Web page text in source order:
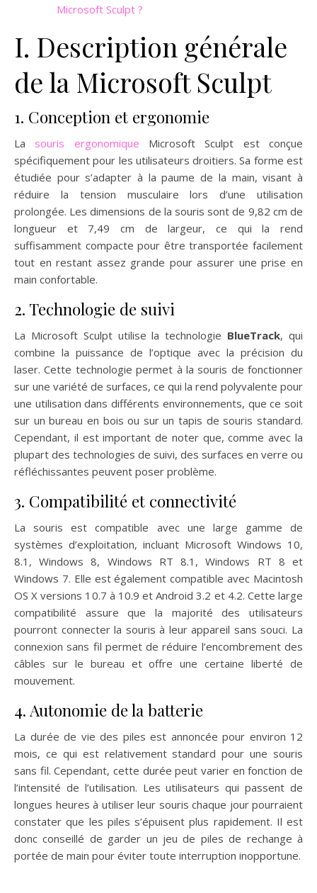
Microsoft Sculpt ?
I. Description générale
de la Microsoft Sculpt
1. Conception et ergonomie
La souris ergonomique Microsoft Sculpt est conçue
spécifiquement pour les utilisateurs droitiers. Sa forme est
étudiée pour s’adapter à la paume de la main, visant à
réduire la tension musculaire lors d’une utilisation
prolongée. Les dimensions de la souris sont de 9,82 cm de
longueur et 7,49 cm de largeur, ce qui la rend
suffisamment compacte pour être transportée facilement
tout en restant assez grande pour assurer une prise en
main confortable.
2. Technologie de suivi
La Microsoft Sculpt utilise la technologie BlueTrack, qui
combine la puissance de l’optique avec la précision du
laser. Cette technologie permet à la souris de fonctionner
sur une variété de surfaces, ce qui la rend polyvalente pour
une utilisation dans différents environnements, que ce soit
sur un bureau en bois ou sur un tapis de souris standard.
Cependant, il est important de noter que, comme avec la
plupart des technologies de suivi, des surfaces en verre ou
réfléchissantes peuvent poser problème.
3. Compatibilité et connectivité
La souris est compatible avec une large gamme de
systèmes d’exploitation, incluant Microsoft Windows 10,
8.1, Windows 8, Windows RT 8.1, Windows RT 8 et
Windows 7. Elle est également compatible avec Macintosh
OS X versions 10.7 à 10.9 et Android 3.2 et 4.2. Cette large
compatibilité assure que la majorité des utilisateurs
pourront connecter la souris à leur appareil sans souci. La
connexion sans fil permet de réduire l’encombrement des
câbles sur le bureau et offre une certaine liberté de
mouvement.
4. Autonomie de la batterie
La durée de vie des piles est annoncée pour environ 12
mois, ce qui est relativement standard pour une souris
sans fil. Cependant, cette durée peut varier en fonction de
l’intensité de l’utilisation. Les utilisateurs qui passent de
longues heures à utiliser leur souris chaque jour pourraient
constater que les piles s’épuisent plus rapidement. Il est
donc conseillé de garder un jeu de piles de rechange à
portée de main pour éviter toute interruption inopportune.